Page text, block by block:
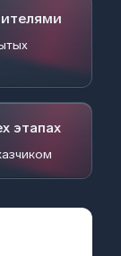
этапах